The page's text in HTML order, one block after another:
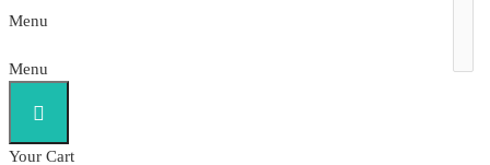
Menu
Menu
Your Cart